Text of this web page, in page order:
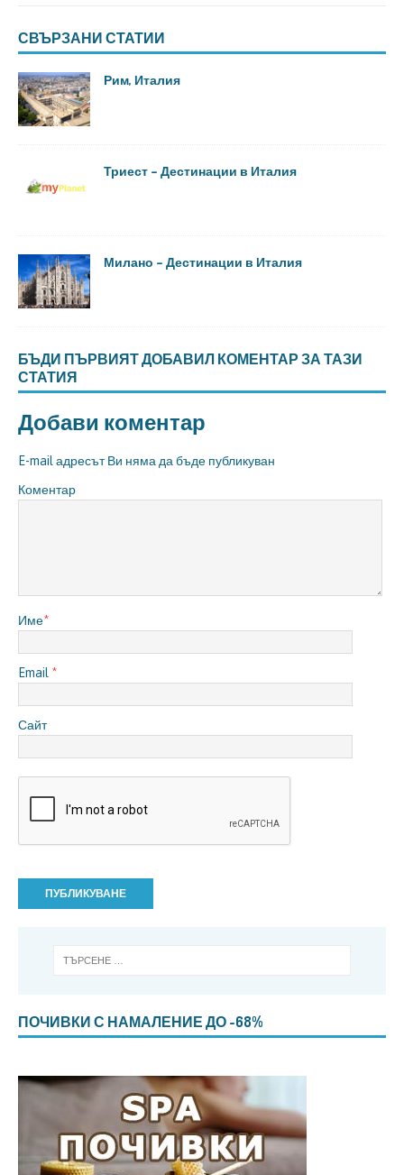
СВЪРЗАНИ СТАТИИ
Рим, Италия
Триест – Дестинации в Италия
Милано – Дестинации в Италия
БЪДИ ПЪРВИЯТ ДОБАВИЛ КОМЕНТАР ЗА ТАЗИ
СТАТИЯ
Добави коментар
E-mail адресът Ви няма да бъде публикуван
Коментар
Име*
Email *
Сайт
ПОЧИВКИ С НАМАЛЕНИЕ ДО -68%